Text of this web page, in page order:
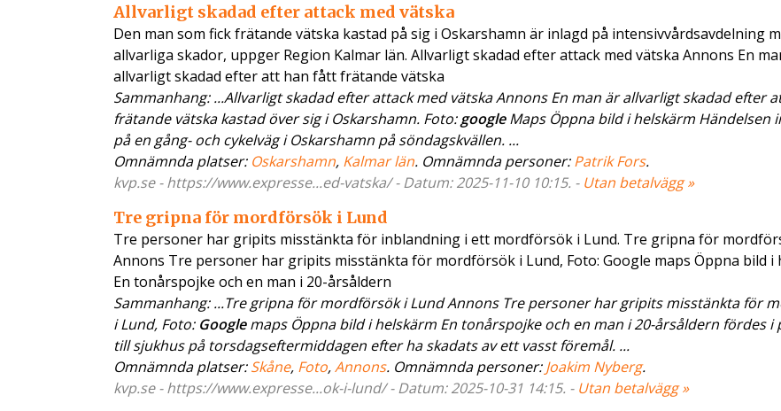
Allvarligt skadad efter attack med vätska
Den man som fick frätande vätska kastad på sig i Oskarshamn är inlagd på intensivvårdsavdelning
allvarliga skador, uppger Region Kalmar län. Allvarligt skadad efter attack med vätska Annons En
allvarligt skadad efter att han fått frätande vätska
Sammanhang: ...Allvarligt skadad efter attack med vätska Annons En man är allvarligt skadad efter
frätande vätska kastad över sig i Oskarshamn. Foto:googleMaps Öppna bild i helskärm Händelsen
på en gång- och cykelväg i Oskarshamn på söndagskvällen. ...
Omnämnda platser: Oskarshamn, Kalmar län. Omnämnda personer:Patrik Fors.
kvp.se - https://www.expresse...ed-vatska/ - Datum: 2025-11-10 10:15. - Utan betalvägg »
Tre gripna för mordförsök i Lund
Tre personer har gripits misstänkta för inblandning i ett mordförsök i Lund. Tre gripna för
Annons Tre personer har gripits misstänkta för mordförsök i Lund, Foto: Google maps Öppna bild i
En tonårspojke och en man i 20-årsåldern
Sammanhang: ...Tre gripna för mordförsök i Lund Annons Tre personer har gripits misstänkta för
i Lund, Foto: Googlemaps Öppna bild i helskärm En tonårspojke och en man i 20-årsåldern fördes i
till sjukhus på torsdagseftermiddagen efter ha skadats av ett vasst föremål. ...
Omnämnda platser:Skåne, Foto,Annons. Omnämnda personer:Joakim Nyberg.
kvp.se - https://www.expresse...ok-i-lund/ - Datum: 2025-10-31 14:15. - Utan betalvägg »